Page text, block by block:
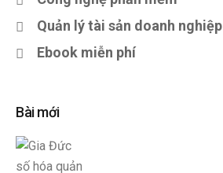
Quản lý tài sản doanh nghiệp
Ebook miễn phí
Bài mới